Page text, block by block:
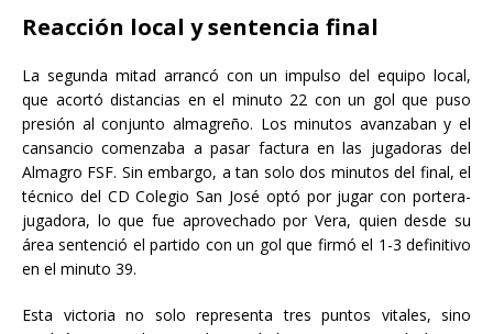
Reacción local y sentencia final
La segunda mitad arrancó con un impulso del equipo local,
que acortó distancias en el minuto 22 con un gol que puso
presión al conjunto almagreño. Los minutos avanzaban y el
cansancio comenzaba a pasar factura en las jugadoras del
Almagro FSF. Sin embargo, a tan solo dos minutos del final, el
técnico del CD Colegio San José optó por jugar con portera-
jugadora, lo que fue aprovechado por Vera, quien desde su
área sentenció el partido con un gol que firmó el 1-3 definitivo
en el minuto 39.
Esta victoria no solo representa tres puntos vitales, sino